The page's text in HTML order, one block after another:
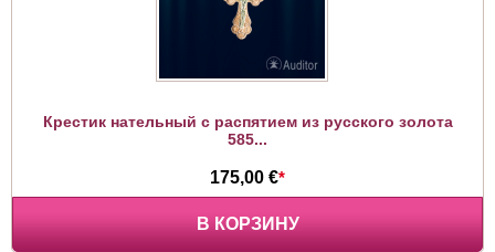
Крестик нательный с распятием из русского золота
585...
175,00 €*
В КОРЗИНУ